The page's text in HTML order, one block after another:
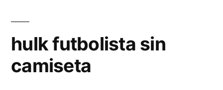
hulk futbolista sin
camiseta